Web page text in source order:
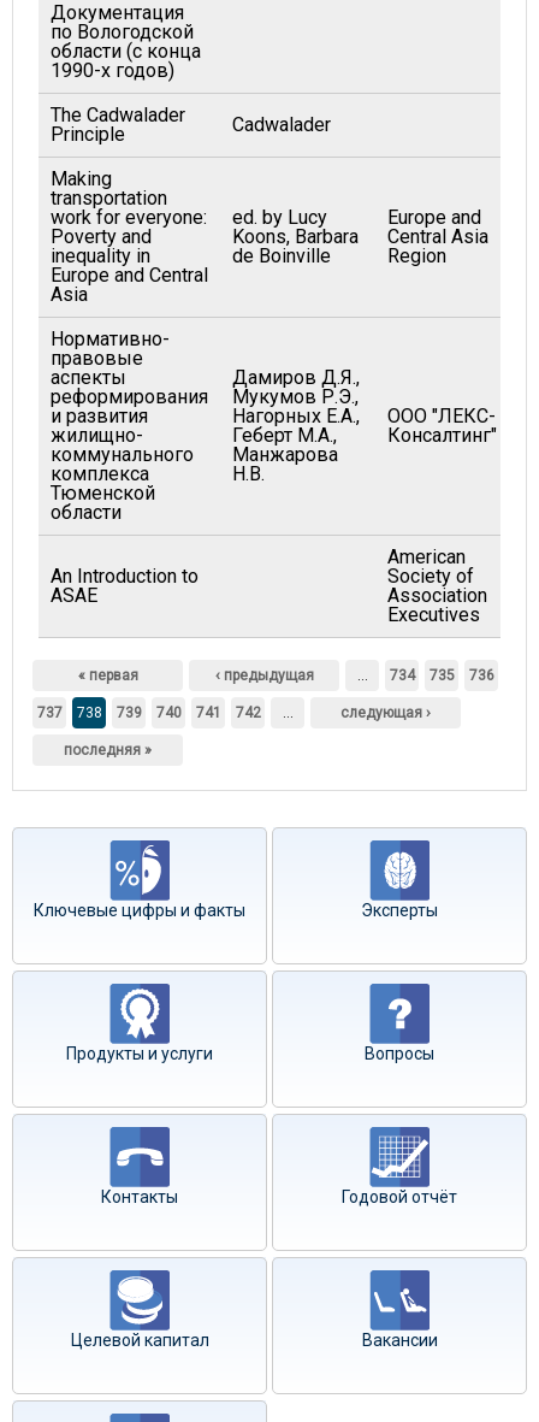
Документация
по Вологодской
области (с конца
1990-х годов)
The Cadwalader
Principle
Cadwalader
Making
transportation
work for everyone:
Poverty and
inequality in
Europe and Central
Asia
ed. by Lucy
Koons, Barbara
de Boinville
Europe and
Central Asia
Region
Нормативно-
правовые
аспекты
реформирования
и развития
жилищно-
коммунального
комплекса
Тюменской
области
Дамиров Д.Я.,
Мукумов Р.Э.,
Нагорных Е.А.,
Геберт М.А.,
Манжарова
Н.В.
ООО "ЛЕКС-
Консалтинг"
An Introduction to
ASAE
American
Society of
Association
Executives
« первая ‹ предыдущая … 734 735 736
737 738 739 740 741 742 … следующая ›
последняя »
Ключевые цифры и факты Эксперты
Продукты и услуги Вопросы
Контакты Годовой отчёт
Целевой капитал Вакансии